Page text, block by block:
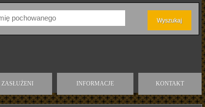
ZASŁUŻENI INFORMACJE KONTAKT